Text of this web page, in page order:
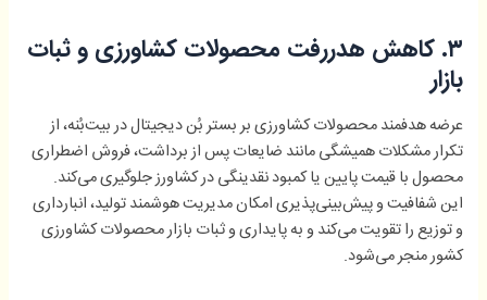
۳. کاهش هدررفت محصولات کشاورزی و ثبات
بازار
عرضه هدفمند محصولات کشاورزی بر بستر بُن دیجیتال در بیت‌بُنه، از
تکرار مشکلات همیشگی مانند ضایعات پس از برداشت، فروش اضطراری
محصول با قیمت پایین یا کمبود نقدینگی در کشاورز جلوگیری می‌کند.
این شفافیت و پیش‌بینی‌پذیری امکان مدیریت هوشمند تولید، انبارداری
و توزیع را تقویت می‌کند و به پایداری و ثبات بازار محصولات کشاورزی
کشور منجر می‌شود.